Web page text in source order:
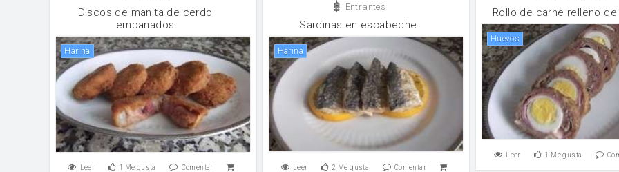
Discos de manita de cerdo
empanados
harina
Leer 1 Me gusta Comentar
Rollo de carne relleno de
huevos
Leer 1 Me gusta
Entrantes
Sardinas en escabeche
harina
Leer 2 Me gusta Comentar